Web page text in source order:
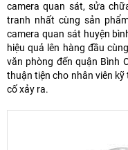
camera quan sát, sửa
tranh nhất cùng sản
camera quan sát huyện
hiệu quả lên hàng đầu
văn phòng đến quận Bình
thuận tiện cho nhân viên
cố xảy ra.